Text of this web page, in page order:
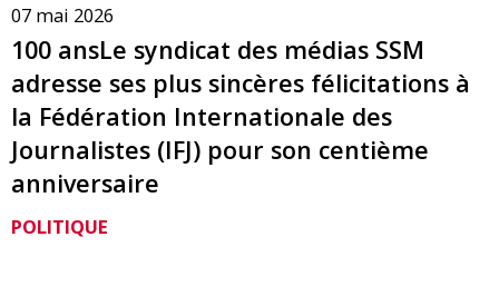
07 mai 2026
100 ansLe syndicat des médias SSM
adresse ses plus sincères félicitations à
la Fédération Internationale des
Journalistes (IFJ) pour son centième
anniversaire
POLITIQUE